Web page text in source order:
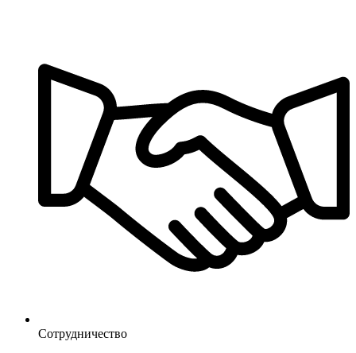
Сотрудничество